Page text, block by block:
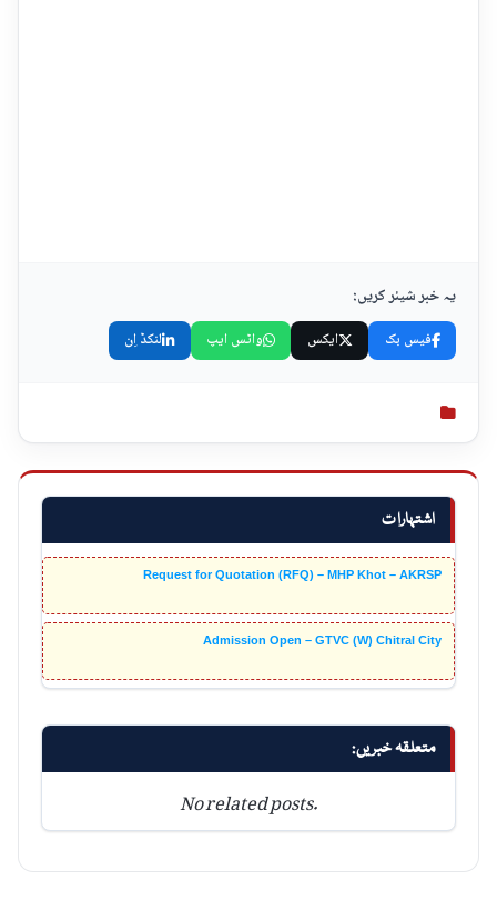
اشتہارات
Request for Quotation (RFQ) – MHP Khot – AKRSP
Admission Open – GTVC (W) Chitral City
متعلقہ خبریں:
No related posts.
یہ خبر شیئر کریں:
فیس بک ایکس واٹس ایپ لنکڈ اِن